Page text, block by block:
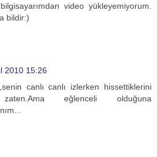
video yükleyemiyorum.
bildir:)
2010 15:26
canlı canlı izlerken hissettiklerini
zaten.Ama eğlenceli olduğuna